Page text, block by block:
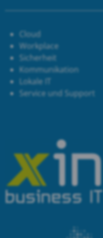
Cloud
Workplace
Sicherheit
Kommunikation
Lokale IT
Service und Support